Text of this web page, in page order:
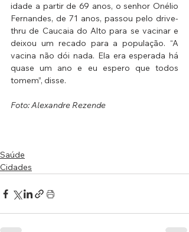
idade a partir de 69 anos, o senhor Onélio
Fernandes, de 71 anos, passou pelo drive-
thru de Caucaia do Alto para se vacinar e
deixou um recado para a população. “A
vacina não dói nada. Ela era esperada há
quase um ano e eu espero que todos
tomem”, disse.
Foto: Alexandre Rezende
Saúde
Cidades